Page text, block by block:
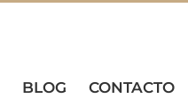
BLOG CONTACTO